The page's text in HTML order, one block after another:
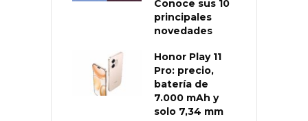
Conoce sus 10
principales
novedades
Honor Play 11
Pro: precio,
batería de
7.000 mAh y
solo 7,34 mm